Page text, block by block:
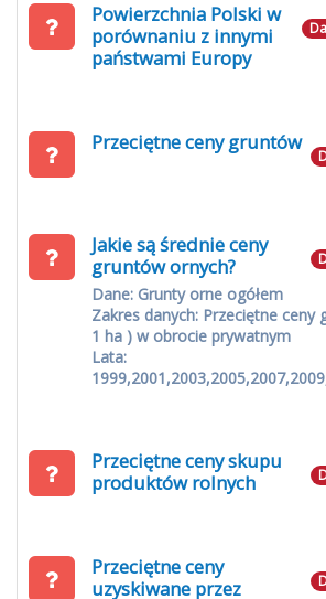
Powierzchnia Polski w
porównaniu z innymi
państwami Europy
Przeciętne ceny gruntów
Jakie są średnie ceny
gruntów ornych?
Dane: Grunty orne ogółem
Zakres danych: Przeciętne ceny
1 ha ) w obrocie prywatnym
Lata:
Przeciętne ceny skupu
produktów rolnych
Przeciętne ceny
uzyskiwane przez